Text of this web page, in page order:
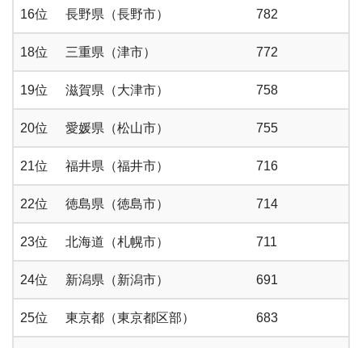
16位 長野県（長野市） 782
18位 三重県（津市） 772
19位 滋賀県（大津市） 758
20位 愛媛県（松山市） 755
21位 福井県（福井市） 716
22位 徳島県（徳島市） 714
23位 北海道（札幌市） 711
24位 新潟県（新潟市） 691
25位 東京都（東京都区部） 683